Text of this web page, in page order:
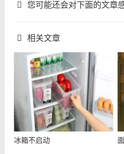
您可能还会对下面的文章
相关文章
冰箱不启动